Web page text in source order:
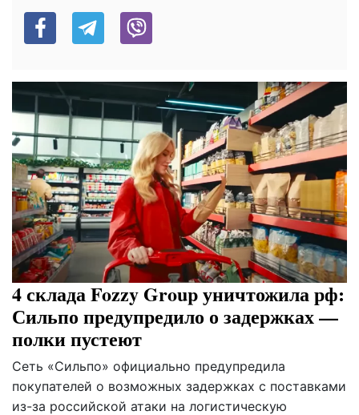
4 склада Fozzy Group уничтожила рф:
Сильпо предупредило о задержках —
полки пустеют
Сеть «Сильпо» официально предупредила
покупателей о возможных задержках с поставками
из-за российской атаки на логистическую